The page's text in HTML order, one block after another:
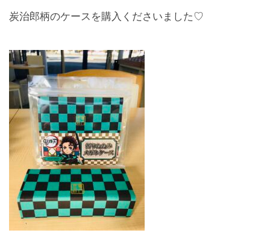
Hearing Aid
アクセス
Access
よくあるご質問
Q＆A
お問合せ
CONTACT
炭治郎柄のケースを購入くださいました♡